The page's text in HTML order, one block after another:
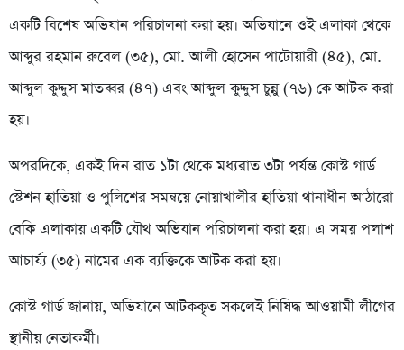
একটি বিশেষ অভিযান পরিচালনা করা হয়। অভিযানে ওই এলাকা থেকে
আব্দুর রহমান রুবেল (৩৫), মো. আলী হোসেন পাটোয়ারী (৪৫), মো.
আব্দুল কুদ্দুস মাতব্বর (৪৭) এবং আব্দুল কুদ্দুস চুন্নু (৭৬) কে আটক করা
হয়।
অপরদিকে, একই দিন রাত ১টা থেকে মধ্যরাত ৩টা পর্যন্ত কোস্ট গার্ড
স্টেশন হাতিয়া ও পুলিশের সমন্বয়ে নোয়াখালীর হাতিয়া থানাধীন আঠারো
বেকি এলাকায় একটি যৌথ অভিযান পরিচালনা করা হয়। এ সময় পলাশ
আচার্য্য (৩৫) নামের এক ব্যক্তিকে আটক করা হয়।
কোস্ট গার্ড জানায়, অভিযানে আটককৃত সকলেই নিষিদ্ধ আওয়ামী লীগের
স্থানীয় নেতাকর্মী।